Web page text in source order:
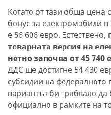
Когато от тази обща цена
бонус за електромобили
е 56 606 евро. Естествено,
товарната версия на
нетно започва от 45 740
ДДС ще достигне 54 430
субсидии на федералното
вариантът би трябвало
официално в рамките на